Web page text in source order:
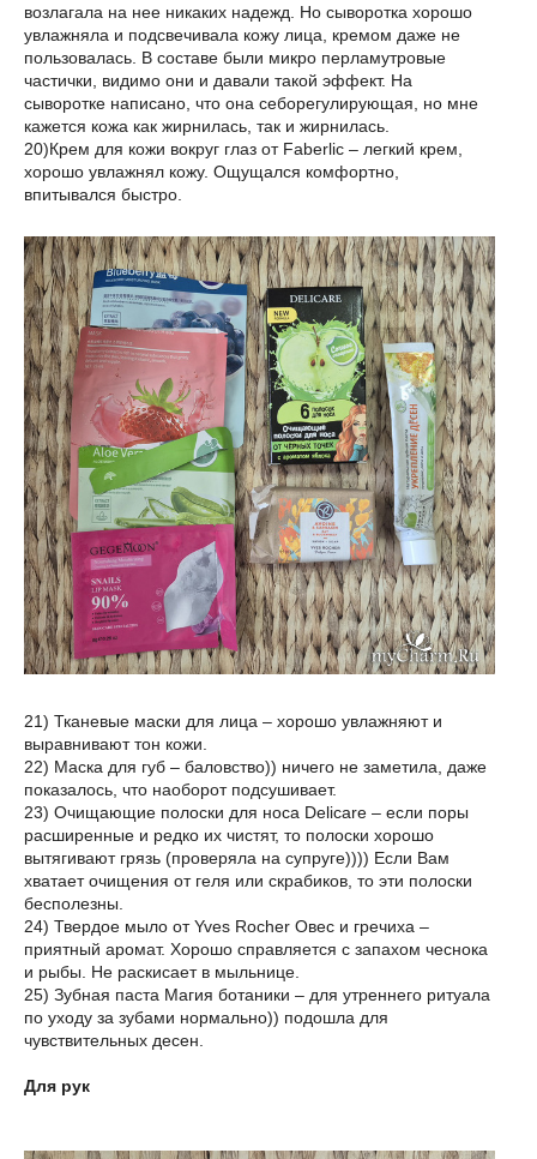
возлагала на нее никаких надежд. Но сыворотка хорошо
увлажняла и подсвечивала кожу лица, кремом даже не
пользовалась. В составе были микро перламутровые
частички, видимо они и давали такой эффект. На
сыворотке написано, что она себорегулирующая, но мне
кажется кожа как жирнилась, так и жирнилась.
20)Крем для кожи вокруг глаз от Faberlic – легкий крем,
хорошо увлажнял кожу. Ощущался комфортно,
впитывался быстро.
21) Тканевые маски для лица – хорошо увлажняют и
выравнивают тон кожи.
22) Маска для губ – баловство)) ничего не заметила, даже
показалось, что наоборот подсушивает.
23) Очищающие полоски для носа Delicare – если поры
расширенные и редко их чистят, то полоски хорошо
вытягивают грязь (проверяла на супруге)))) Если Вам
хватает очищения от геля или скрабиков, то эти полоски
бесполезны.
24) Твердое мыло от Yves Rocher Овес и гречиха –
приятный аромат. Хорошо справляется с запахом чеснока
и рыбы. Не раскисает в мыльнице.
25) Зубная паста Магия ботаники – для утреннего ритуала
по уходу за зубами нормально)) подошла для
чувствительных десен.
Для рук